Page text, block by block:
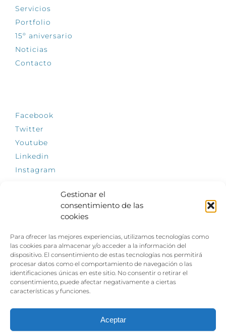
Gestionar el
consentimiento de las
cookies
Para ofrecer las mejores experiencias, utilizamos tecnologías como
las cookies para almacenar y/o acceder a la información del
dispositivo. El consentimiento de estas tecnologías nos permitirá
procesar datos como el comportamiento de navegación o las
identificaciones únicas en este sitio. No consentir o retirar el
consentimiento, puede afectar negativamente a ciertas
características y funciones.
Aceptar
Servicios
Portfolio
15º aniversario
Noticias
Contacto
Facebook
Twitter
Youtube
Linkedin
Instagram
El empleo, la gran llave para una vida
independiente: Fundación Dfa reclama un
impulso decidido a la inclusión laboral de las
personas con discapacidad
Clown, circo y magia: el Jardín de las Artes
de julio con su segundo “Festival